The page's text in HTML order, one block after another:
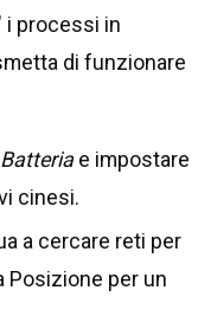
i processi in
di funzionare
e impostare
cinesi.
a cercare reti per
Posizione per un